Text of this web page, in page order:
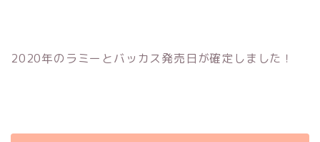
2020年のラミーとバッカス発売日が確定しました！